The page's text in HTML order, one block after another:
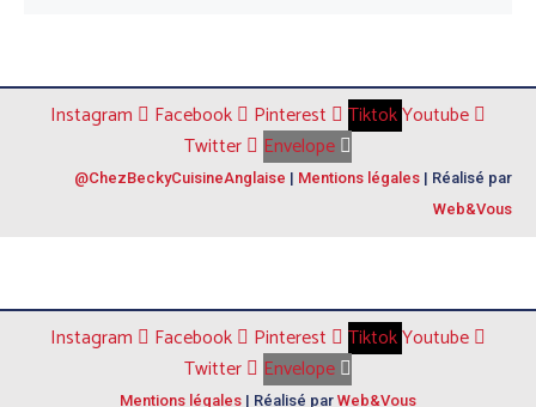
Instagram Facebook Pinterest TiktokYoutube
Twitter
Envelope
@ChezBeckyCuisineAnglaise | Mentions légales | Réalisé par
Web&Vous
Instagram Facebook Pinterest TiktokYoutube
Twitter
Envelope
Mentions légales | Réalisé par Web&Vous